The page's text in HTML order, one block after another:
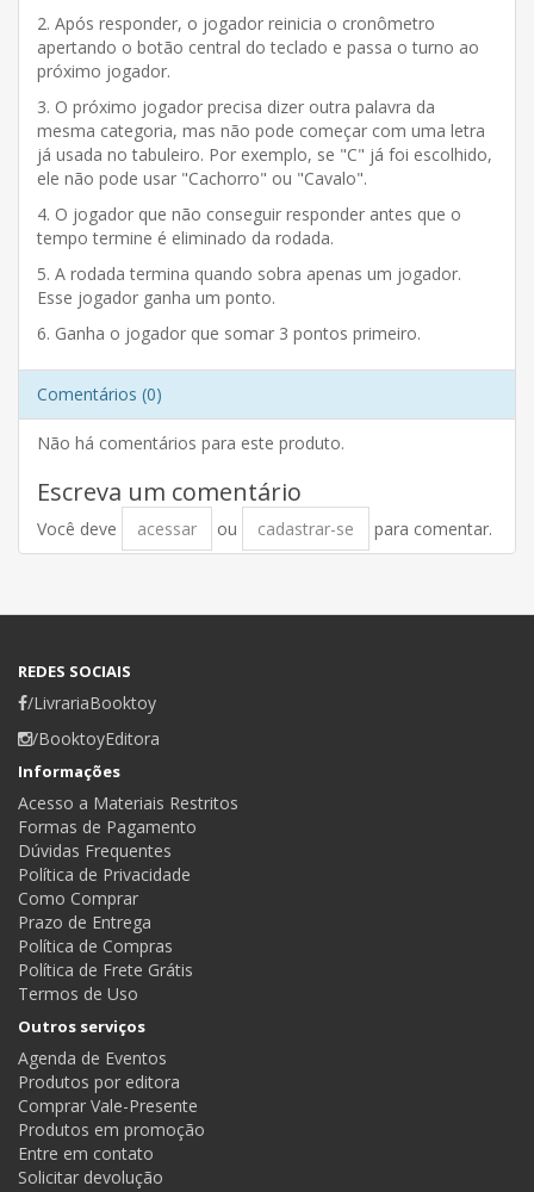
2. Após responder, o jogador reinicia o cronômetro
apertando o botão central do teclado e passa o turno ao
próximo jogador.
3. O próximo jogador precisa dizer outra palavra da
mesma categoria, mas não pode começar com uma letra
já usada no tabuleiro. Por exemplo, se "C" já foi escolhido,
ele não pode usar "Cachorro" ou "Cavalo".
4. O jogador que não conseguir responder antes que o
tempo termine é eliminado da rodada.
5. A rodada termina quando sobra apenas um jogador.
Esse jogador ganha um ponto.
6. Ganha o jogador que somar 3 pontos primeiro.
Comentários (0)
Não há comentários para este produto.
Escreva um comentário
Você deve acessar ou cadastrar-se para comentar.
REDES SOCIAIS
/LivrariaBooktoy
/BooktoyEditora
Informações
Acesso a Materiais Restritos
Formas de Pagamento
Dúvidas Frequentes
Política de Privacidade
Como Comprar
Prazo de Entrega
Política de Compras
Política de Frete Grátis
Termos de Uso
Outros serviços
Agenda de Eventos
Produtos por editora
Comprar Vale-Presente
Produtos em promoção
Entre em contato
Solicitar devolução